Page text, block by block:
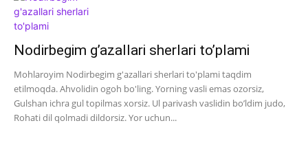
Nodirbegim g’azallari sherlari to’plami
Mohlaroyim Nodirbegim g'azallari sherlari to'plami taqdim
etilmoqda. Ahvolidin ogoh bo'ling. Yorning vasli emas ozorsiz,
Gulshan ichra gul topilmas xorsiz. Ul parivash vaslidin bo’ldim judo,
Rohati dil qolmadi dildorsiz. Yor uchun...